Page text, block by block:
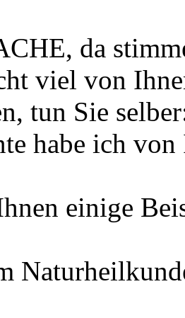
da
viel von
tun Sie
habe ich
einige